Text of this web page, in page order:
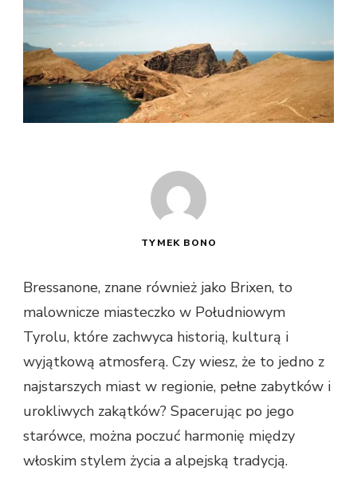
TYMEK BONO
Bressanone, znane również jako Brixen, to
malownicze miasteczko w Południowym
Tyrolu, które zachwyca historią, kulturą i
wyjątkową atmosferą. Czy wiesz, że to jedno z
najstarszych miast w regionie, pełne zabytków i
urokliwych zakątków? Spacerując po jego
starówce, można poczuć harmonię między
włoskim stylem życia a alpejską tradycją.